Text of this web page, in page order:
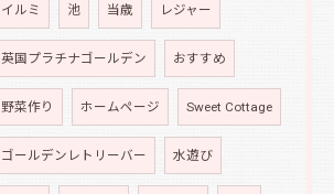
イルミ 池 当歳 レジャー
英国プラチナゴールデン おすすめ
野菜作り ホームページ Sweet Cottage
ゴールデンレトリーバー 水遊び